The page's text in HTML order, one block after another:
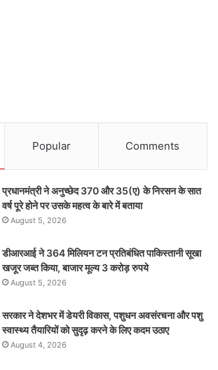
Popular Comments
प्रधानमंत्री ने अनुच्छेद 370 और 35(ए) के निरसन के सात
वर्ष पूरे होने पर उसके महत्व के बारे में बताया
August 5, 2026
डीआरआई ने 364 मिलियन टन प्रतिबंधित पाकिस्तानी सूखा
खजूर जब्त किया, बाजार मूल्य 3 करोड़ रुपये
August 5, 2026
सरकार ने देशभर में डेयरी विकास, पशुधन अवसंरचना और पशु
स्वास्थ्य तैयारियों को सुदृढ़ करने के लिए कदम उठाए
August 4, 2026